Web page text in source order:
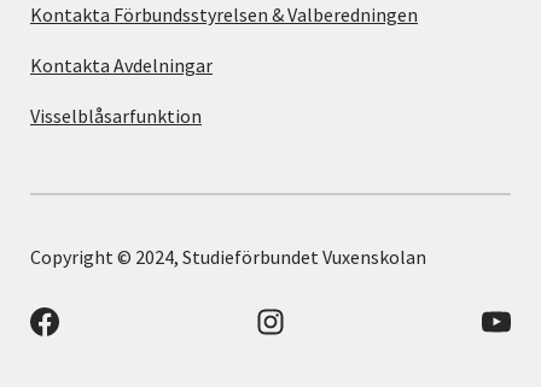
Kontakta Förbundsstyrelsen & Valberedningen
Kontakta Avdelningar
Visselblåsarfunktion
Copyright © 2024, Studieförbundet Vuxenskolan